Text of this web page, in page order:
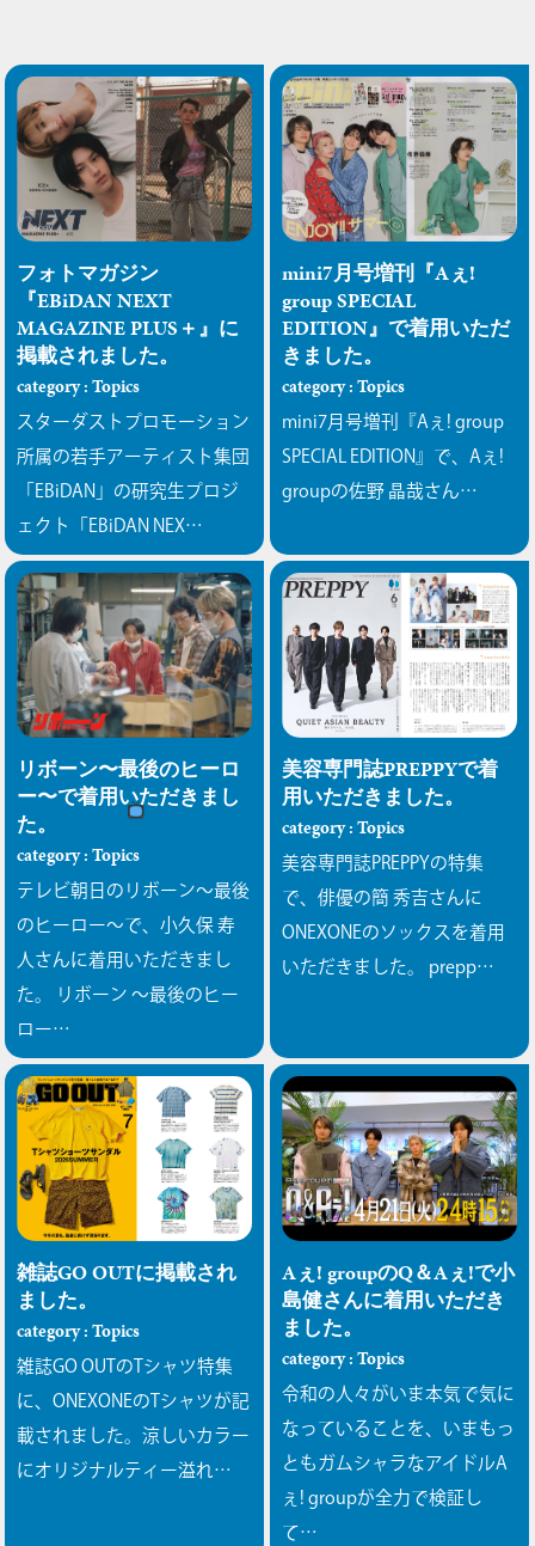
フォトマガジン
『EBiDAN NEXT
MAGAZINE PLUS＋』に
掲載されました。
category : Topics
スターダストプロモーション
所属の若手アーティスト集団
「EBiDAN」の研究生プロジ
ェクト「EBiDAN NEX…
mini7月号増刊『Aぇ!
group SPECIAL
EDITION』で着用いただ
きました。
category : Topics
mini7月号増刊『Aぇ! group
SPECIAL EDITION』で、Aぇ!
groupの佐野 晶哉さん…
リボーン〜最後のヒーロ
ー〜で着用いただきまし
た。
category : Topics
テレビ朝日のリボーン〜最後
のヒーロー〜で、小久保 寿
人さんに着用いただきまし
た。
リボーン 〜最後のヒー
ロー…
美容専門誌PREPPYで着
用いただきました。
category : Topics
美容専門誌PREPPYの特集
で、俳優の簡 秀吉さんに
ONEXONEのソックスを着用
いただきました。 prepp…
雑誌GO OUTに掲載され
ました。
category : Topics
雑誌GO OUTのTシャツ特集
に、ONEXONEのTシャツが記
載されました。涼しいカラー
にオリジナルティー溢れ…
Aぇ! groupのQ＆Aぇ!で小
島健さんに着用いただき
ました。
category : Topics
令和の人々がいま本気で気に
なっていることを、いまもっ
ともガムシャラなアイドルA
ぇ! groupが全力で検証し
て…